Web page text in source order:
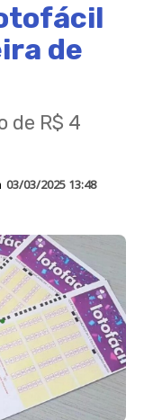
de
de R$ 4
03/03/2025 13:48